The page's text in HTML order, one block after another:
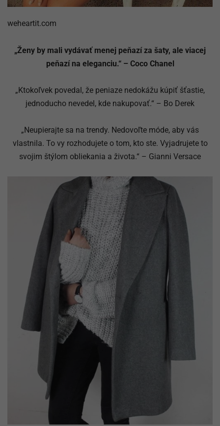
weheartit.com
„Ženy by mali vydávať menej peňazí za šaty, ale viacej
peňazí na eleganciu.“ – Coco Chanel
„Ktokoľvek povedal, že peniaze nedokážu kúpiť šťastie,
jednoducho nevedel, kde nakupovať.“ – Bo Derek
„Neupierajte sa na trendy. Nedovoľte móde, aby vás
vlastnila. To vy rozhodujete o tom, kto ste. Vyjadrujete to
svojim štýlom obliekania a života.“ – Gianni Versace